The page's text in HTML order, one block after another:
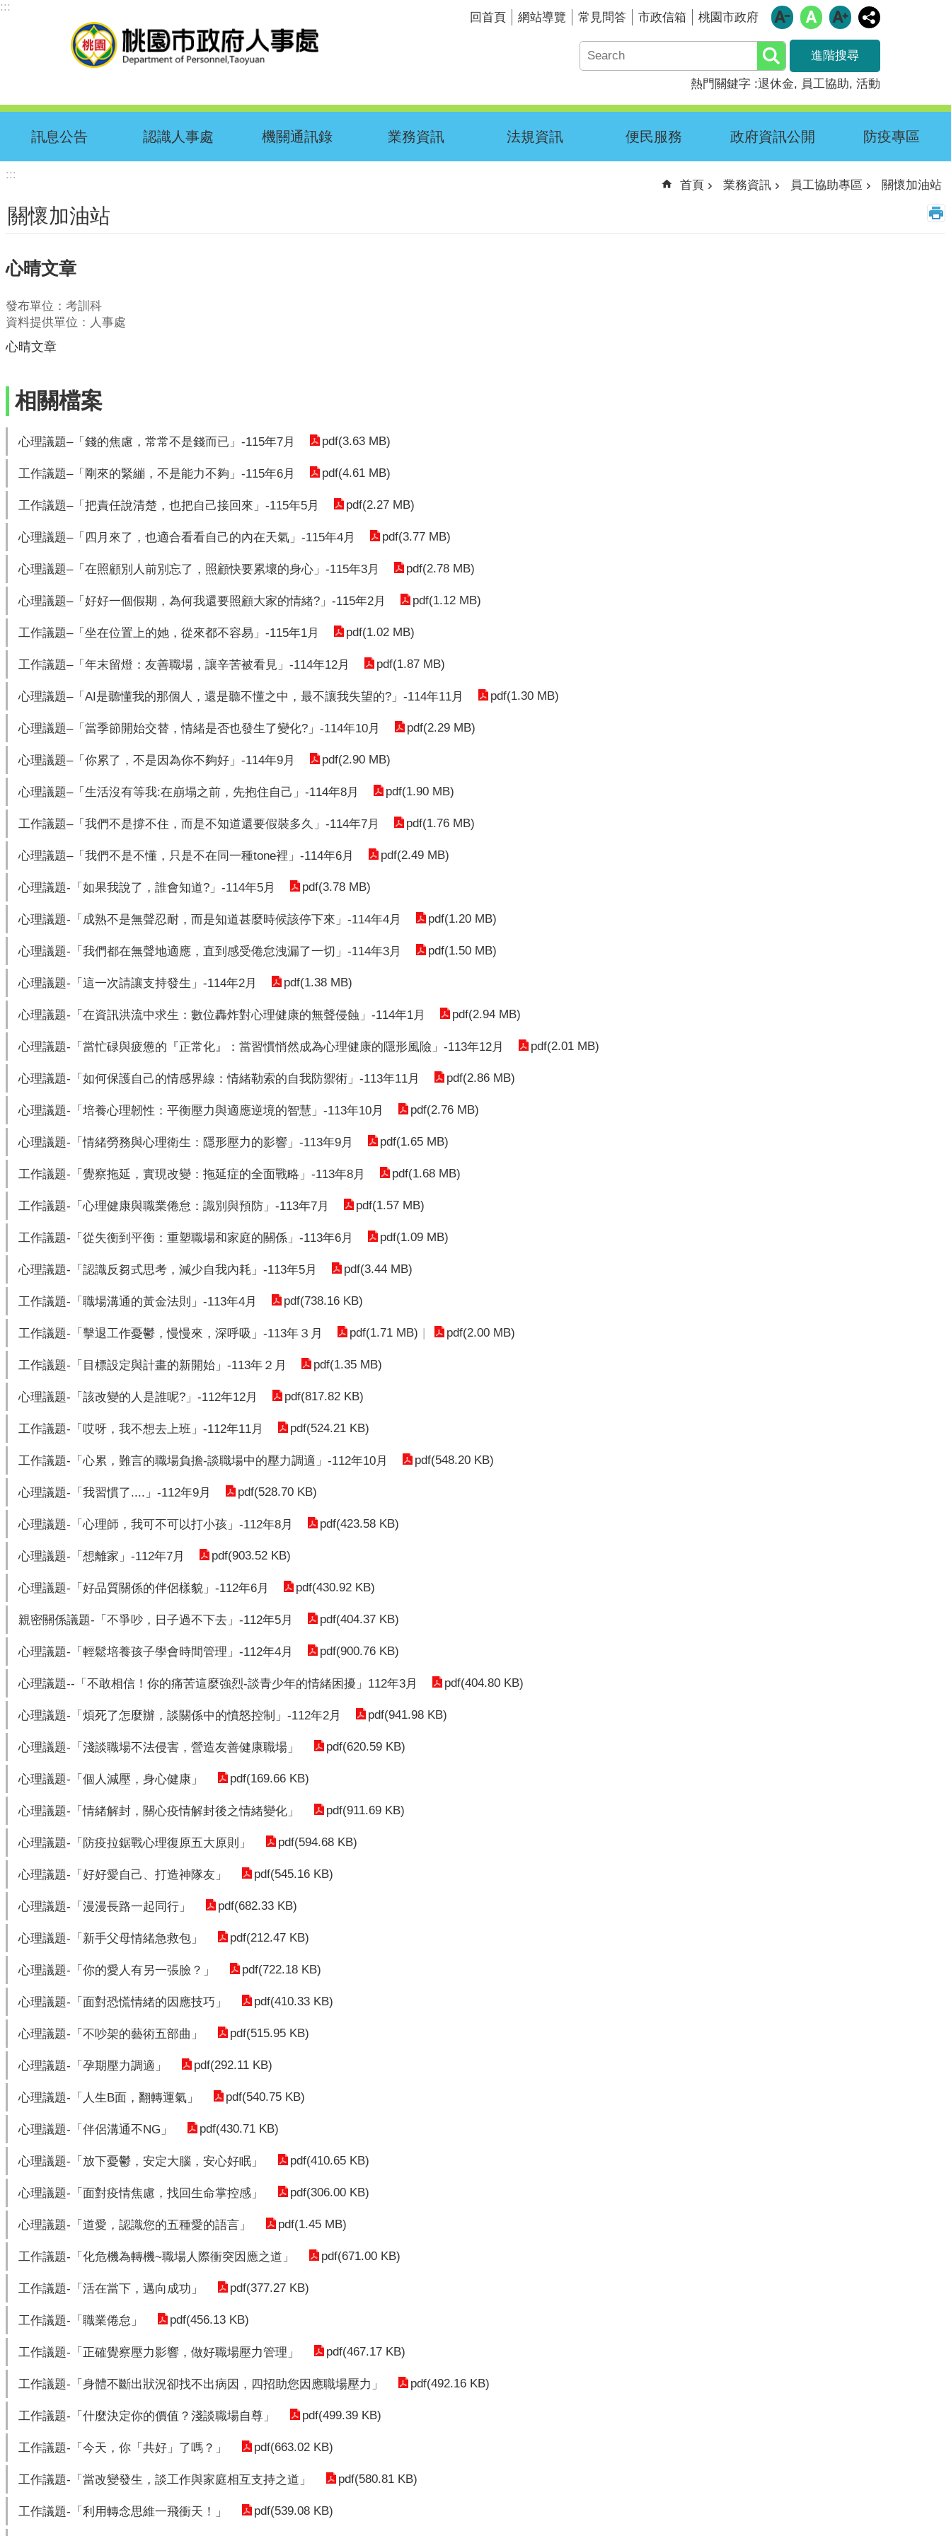
跳到主要內容區塊
:::
回首頁 網站導覽 常見問答 市政信箱 桃園市政府
進階搜尋
熱門關鍵字 退休金 員工協助 活動
訊息公告 認識人事處 機關通訊錄 業務資訊 法規資訊 便民服務 政府資訊公開 防疫專區
:::
首頁 業務資訊 員工協助專區 關懷加油站
關懷加油站
心晴文章
發布單位：考訓科
資料提供單位：人事處
心晴文章
相關檔案
心理議題–「錢的焦慮，常常不是錢而已」-115年7月 pdf(3.63 MB)
工作議題–「剛來的緊繃，不是能力不夠」-115年6月 pdf(4.61 MB)
工作議題–「把責任說清楚，也把自己接回來」-115年5月 pdf(2.27 MB)
心理議題–「四月來了，也適合看看自己的內在天氣」-115年4月 pdf(3.77 MB)
心理議題–「在照顧別人前別忘了，照顧快要累壞的身心」-115年3月 pdf(2.78 MB)
心理議題–「好好一個假期，為何我還要照顧大家的情緒?」-115年2月 pdf(1.12 MB)
工作議題–「坐在位置上的她，從來都不容易」-115年1月 pdf(1.02 MB)
工作議題–「年末留燈：友善職場，讓辛苦被看見」-114年12月 pdf(1.87 MB)
心理議題–「AI是聽懂我的那個人，還是聽不懂之中，最不讓我失望的?」-114年11月 pdf(1.30 MB)
心理議題–「當季節開始交替，情緒是否也發生了變化?」-114年10月 pdf(2.29 MB)
心理議題–「你累了，不是因為你不夠好」-114年9月 pdf(2.90 MB)
心理議題–「生活沒有等我:在崩塌之前，先抱住自己」-114年8月 pdf(1.90 MB)
工作議題–「我們不是撐不住，而是不知道還要假裝多久」-114年7月 pdf(1.76 MB)
心理議題–「我們不是不懂，只是不在同一種tone裡」-114年6月 pdf(2.49 MB)
心理議題-「如果我說了，誰會知道?」-114年5月 pdf(3.78 MB)
心理議題-「成熟不是無聲忍耐，而是知道甚麼時候該停下來」-114年4月 pdf(1.20 MB)
心理議題-「我們都在無聲地適應，直到感受倦怠洩漏了一切」-114年3月 pdf(1.50 MB)
心理議題-「這一次請讓支持發生」-114年2月 pdf(1.38 MB)
心理議題-「在資訊洪流中求生：數位轟炸對心理健康的無聲侵蝕」-114年1月 pdf(2.94 MB)
心理議題-「當忙碌與疲憊的『正常化』：當習慣悄然成為心理健康的隱形風險」-113年12月 pdf(2.01 MB)
心理議題-「如何保護自己的情感界線：情緒勒索的自我防禦術」-113年11月 pdf(2.86 MB)
心理議題-「培養心理韌性：平衡壓力與適應逆境的智慧」-113年10月 pdf(2.76 MB)
心理議題-「情緒勞務與心理衛生：隱形壓力的影響」-113年9月 pdf(1.65 MB)
工作議題-「覺察拖延，實現改變：拖延症的全面戰略」-113年8月 pdf(1.68 MB)
工作議題-「心理健康與職業倦怠：識別與預防」-113年7月 pdf(1.57 MB)
工作議題-「從失衡到平衡：重塑職場和家庭的關係」-113年6月 pdf(1.09 MB)
心理議題-「認識反芻式思考，減少自我內耗」-113年5月 pdf(3.44 MB)
工作議題-「職場溝通的黃金法則」-113年4月 pdf(738.16 KB)
工作議題-「擊退工作憂鬱，慢慢來，深呼吸」-113年３月 pdf(1.71 MB) pdf(2.00 MB)
工作議題-「目標設定與計畫的新開始」-113年２月 pdf(1.35 MB)
心理議題-「該改變的人是誰呢?」-112年12月 pdf(817.82 KB)
工作議題-「哎呀，我不想去上班」-112年11月 pdf(524.21 KB)
工作議題-「心累，難言的職場負擔-談職場中的壓力調適」-112年10月 pdf(548.20 KB)
心理議題-「我習慣了....」-112年9月 pdf(528.70 KB)
心理議題-「心理師，我可不可以打小孩」-112年8月 pdf(423.58 KB)
心理議題-「想離家」-112年7月 pdf(903.52 KB)
心理議題-「好品質關係的伴侶樣貌」-112年6月 pdf(430.92 KB)
親密關係議題-「不爭吵，日子過不下去」-112年5月 pdf(404.37 KB)
心理議題-「輕鬆培養孩子學會時間管理」-112年4月 pdf(900.76 KB)
心理議題--「不敢相信！你的痛苦這麼強烈-談青少年的情緒困擾」112年3月 pdf(404.80 KB)
心理議題-「煩死了怎麼辦，談關係中的憤怒控制」-112年2月 pdf(941.98 KB)
心理議題-「淺談職場不法侵害，營造友善健康職場」 pdf(620.59 KB)
心理議題-「個人減壓，身心健康」 pdf(169.66 KB)
心理議題-「情緒解封，關心疫情解封後之情緒變化」 pdf(911.69 KB)
心理議題-「防疫拉鋸戰心理復原五大原則」 pdf(594.68 KB)
心理議題-「好好愛自己、打造神隊友」 pdf(545.16 KB)
心理議題-「漫漫長路一起同行」 pdf(682.33 KB)
心理議題-「新手父母情緒急救包」 pdf(212.47 KB)
心理議題-「你的愛人有另一張臉？」 pdf(722.18 KB)
心理議題-「面對恐慌情緒的因應技巧」 pdf(410.33 KB)
心理議題-「不吵架的藝術五部曲」 pdf(515.95 KB)
心理議題-「孕期壓力調適」 pdf(292.11 KB)
心理議題-「人生B面，翻轉運氣」 pdf(540.75 KB)
心理議題-「伴侶溝通不NG」 pdf(430.71 KB)
心理議題-「放下憂鬱，安定大腦，安心好眠」 pdf(410.65 KB)
心理議題-「面對疫情焦慮，找回生命掌控感」 pdf(306.00 KB)
心理議題-「道愛，認識您的五種愛的語言」 pdf(1.45 MB)
工作議題-「化危機為轉機~職場人際衝突因應之道」 pdf(671.00 KB)
工作議題-「活在當下，邁向成功」 pdf(377.27 KB)
工作議題-「職業倦怠」 pdf(456.13 KB)
工作議題-「正確覺察壓力影響，做好職場壓力管理」 pdf(467.17 KB)
工作議題-「身體不斷出狀況卻找不出病因，四招助您因應職場壓力」 pdf(492.16 KB)
工作議題-「什麼決定你的價值？淺談職場自尊」 pdf(499.39 KB)
工作議題-「今天，你「共好」了嗎？」 pdf(663.02 KB)
工作議題-「當改變發生，談工作與家庭相互支持之道」 pdf(580.81 KB)
工作議題-「利用轉念思維一飛衝天！」 pdf(539.08 KB)